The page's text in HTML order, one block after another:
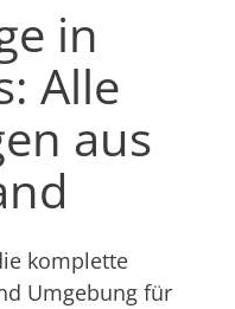
in
Alle
aus
komplette
Umgebung für